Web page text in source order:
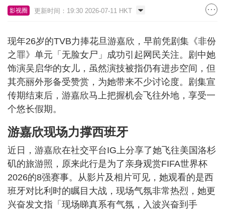
影视圈 更新时间：19:30 2026-07-11 HKT
现年26岁的TVB力捧花旦游嘉欣，早前凭剧集《非份
之罪》单元「无脸女尸」成功引起网民关注。剧中她
饰演吴启华的女儿，虽然演技被指仍有进步空间，但
其亮丽外形备受赞赏，为她带来不少讨论度。剧集宣
传期结束后，游嘉欣马上把握机会飞往外地，享受一
个悠长假期。
游嘉欣现场力撑西班牙
近日，游嘉欣在社交平台IG上分享了她飞往美国洛杉
矶的旅游照，原来此行是为了亲身观赏FIFA世界杯
2026的8强赛事。从影片及相片可见，她观看的是西
班牙对比利时的瞩目大战，现场气氛非常热烈，她更
兴奋发文指「现场睇真系有气氛，入波兴奋到手